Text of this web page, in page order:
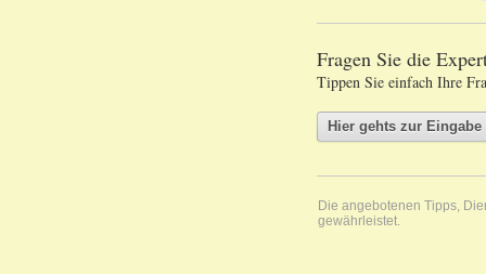
Fragen Sie die
Tippen Sie einfach Ihre
Die angebotenen Tipps,
gewährleistet.